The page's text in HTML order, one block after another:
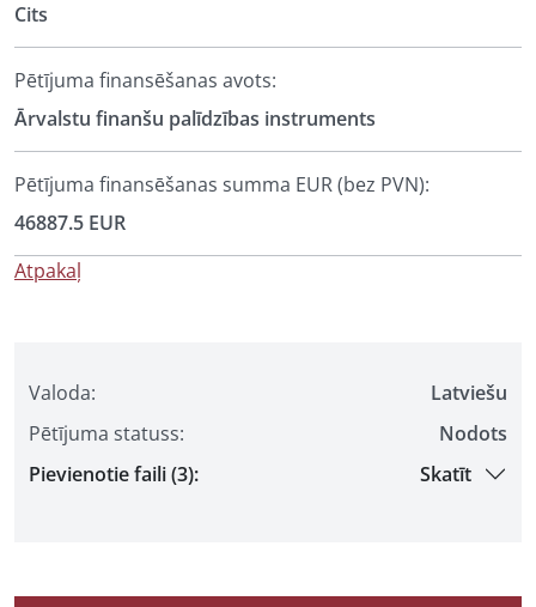
Valoda:
Latviešu
Pētījuma statuss:
Nodots
Pievienotie faili (3):
Skatīt
Cits
Pētījuma finansēšanas avots:
Ārvalstu finanšu palīdzības instruments
Pētījuma finansēšanas summa EUR (bez PVN):
46887.5 EUR
Atpakaļ